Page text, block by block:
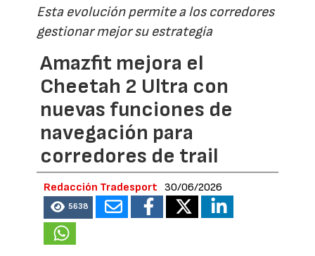
Esta evolución permite a los corredores
gestionar mejor su estrategia
Amazfit mejora el
Cheetah 2 Ultra con
nuevas funciones de
navegación para
corredores de trail
Redacción Tradesport 30/06/2026
5638